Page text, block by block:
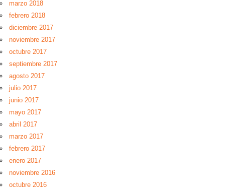
marzo 2018
febrero 2018
diciembre 2017
noviembre 2017
octubre 2017
septiembre 2017
agosto 2017
julio 2017
junio 2017
mayo 2017
abril 2017
marzo 2017
febrero 2017
enero 2017
noviembre 2016
octubre 2016